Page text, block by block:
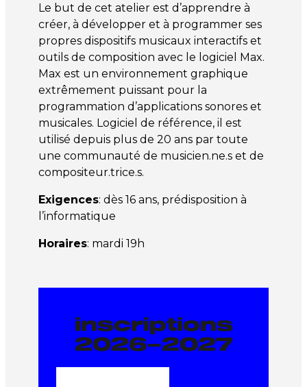
Le but de cet atelier est d’apprendre à
créer, à développer et à programmer ses
propres dispositifs musicaux interactifs et
outils de composition avec le logiciel Max.
Max est un environnement graphique
extrêmement puissant pour la
programmation d’applications sonores et
musicales. Logiciel de référence, il est
utilisé depuis plus de 20 ans par toute
une communauté de musicien.ne.s et de
compositeur.trice.s.
Exigences: dès 16 ans, prédisposition à
l’informatique
Horaires: mardi 19h
inscriptions
2026–2027